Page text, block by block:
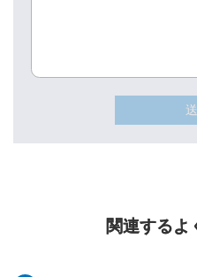
関連するよ